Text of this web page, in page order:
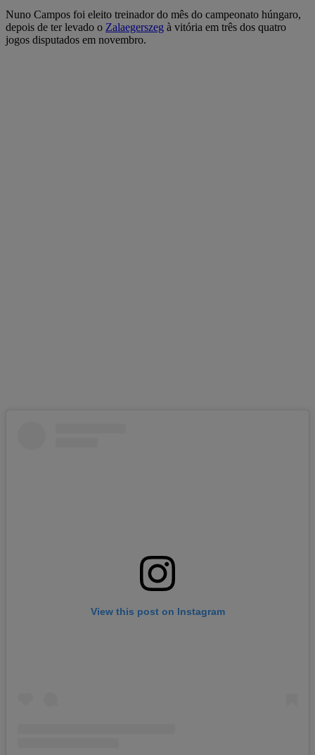
Nuno Campos foi eleito treinador do mês do campeonato húngaro,
depois de ter levado o Zalaegerszeg à vitória em três dos quatro
jogos disputados em novembro.
View this post on Instagram